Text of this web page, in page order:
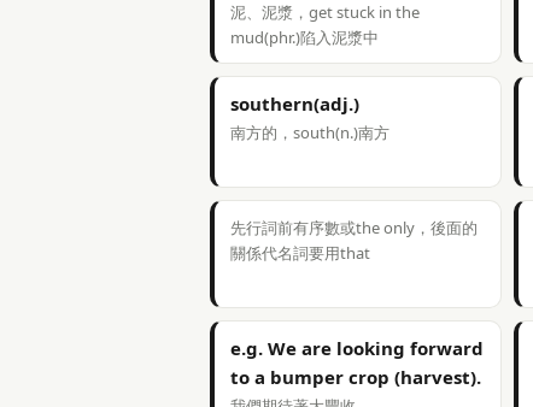
泥、泥漿，get stuck in the
mud(phr.)陷入泥漿中
southern(adj.)
南方的，south(n.)南方
先行詞前有序數或the only，後面的
關係代名詞要用that
e.g. We are looking forward
to a bumper crop (harvest).